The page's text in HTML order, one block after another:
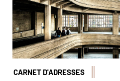
CARNET D'ADRESSES